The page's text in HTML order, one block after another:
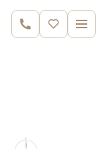
7 650 000 руб.